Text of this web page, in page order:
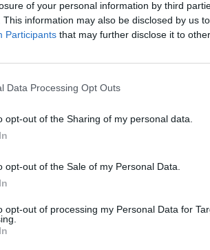
of your personal information by third
This information may also be disclosed by us
Participants that may further disclose it to
Data Processing Opt Outs
opt-out of the Sharing of my personal data.
opt-out of the Sale of my Personal Data.
opt-out of processing my Personal Data for
težke čase vojne, temelji na